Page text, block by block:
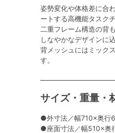
姿勢変化や体格差に合
ートする高機能タスクチ
二重フレーム構造の背
しなやかなデザインに
背メッシュにはミック
す。
サイズ・重量・
●外寸法／幅710×奥行
●座面寸法／幅510×奥